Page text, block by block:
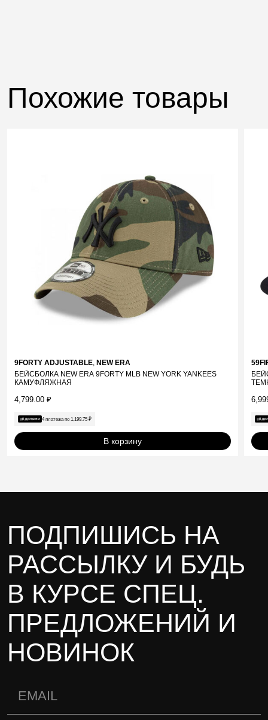
Похожие товары
9FORTY ADJUSTABLE, NEW ERA
БЕЙСБОЛКА NEW ERA 9FORTY MLB NEW YORK YANKEES
КАМУФЛЯЖНАЯ
4,799.00 ₽
4 платежа по 1,199.75 ₽
В корзину
ПОДПИШИСЬ НА
РАССЫЛКУ И БУДЬ
В КУРСЕ СПЕЦ.
ПРЕДЛОЖЕНИЙ И
НОВИНОК